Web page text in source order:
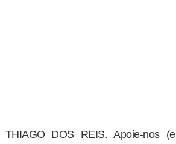
DOS REIS. Apoie-nos (e